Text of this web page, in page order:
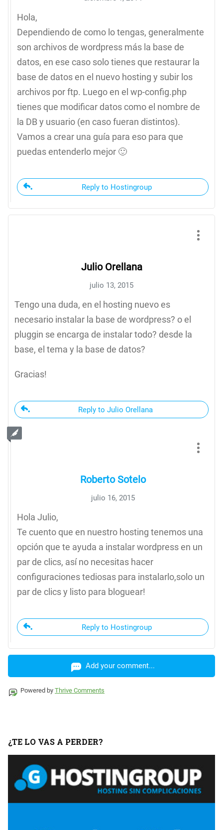
Hola,
Dependiendo de como lo tengas, generalmente
son archivos de wordpress más la base de
datos, en ese caso solo tienes que restaurar la
base de datos en el nuevo hosting y subir los
archivos por ftp. Luego en el wp-config.php
tienes que modificar datos como el nombre de
la DB y usuario (en caso fueran distintos).
Vamos a crear una guía para eso para que
puedas entenderlo mejor 🙂
Reply to Hostingroup
Julio Orellana
julio 13, 2015
Tengo una duda, en el hosting nuevo es
necesario instalar la base de wordpress? o el
pluggin se encarga de instalar todo? desde la
base, el tema y la base de datos?
Gracias!
Reply to Julio Orellana
Roberto Sotelo
julio 16, 2015
Hola Julio,
Te cuento que en nuestro hosting tenemos una
opción que te ayuda a instalar wordpress en un
par de clics, así no necesitas hacer
configuraciones tediosas para instalarlo,solo un
par de clics y listo para bloguear!
Reply to Hostingroup
Add your comment...
Powered by Thrive Comments
¿TE LO VAS A PERDER?